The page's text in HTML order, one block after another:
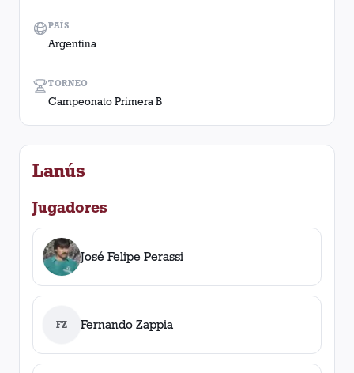
TORNEO
Campeonato Primera B
PAÍS
Argentina
Lanús
Jugadores
José Felipe Perassi
FZ Fernando Zappia